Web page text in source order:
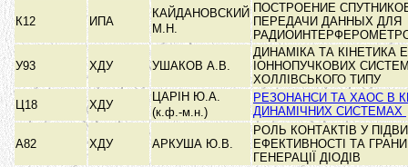
К12 ИПА
КАЙДАНОВСКИЙ
М.Н.
ПОСТРОЕНИЕ
ПЕРЕДАЧИ ДАННЫХ ДЛЯ
У93 ХДУ УШАКОВ А.В.
ДИНАМІКА ТА КІНЕТИКА
ІОННОПУЧКОВИХ
ХОЛЛІВСЬКОГО ТИПУ
Ц18
ХДУ
ЦАРІН Ю.А.
(к.ф.-м.н.)
РЕЗОНАНСИ ТА ХАОС В
ДИНАМІЧНИХ СИСТЕМАХ
А82 ХДУ АРКУША Ю.В.
РОЛЬ КОНТАКТІВ У
ЕФЕКТИВНОСТІ ТА
ГЕНЕРАЦІЇ ДІОДІВ